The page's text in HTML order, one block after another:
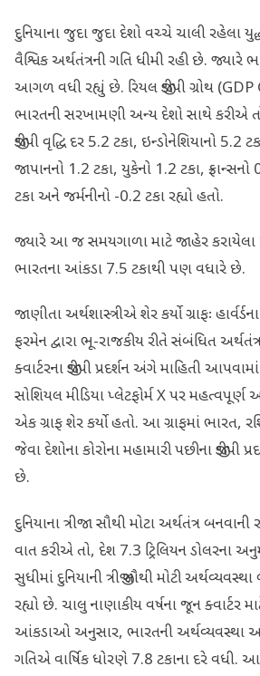
દુનિયાના જુદા જુદા દેશો વચ્ચે ચાલી રહેલા
વૈશ્વિક અર્થતંત્રની ગતિ ધીમી રહી છે. જ્યારે
આગળ વધી રહ્યું છે. રિયલ જીડીપી ગ્રોથ
ભારતની સરખામણી અન્ય દેશો સાથે કરીએ
જીડીપી વૃદ્ધિ દર 5.2 ટકા, ઇન્ડોનેશિયાનો 5.2
જાપાનનો 1.2 ટકા, યુકેનો 1.2 ટકા, ફ્રાન્સનો
ટકા અને જર્મનીનો -0.2 ટકા રહ્યો હતો.
જ્યારે આ જ સમયગાળા માટે જાહેર
ભારતના આંકડા 7.5 ટકાથી પણ વધારે છે.
જાણીતા અર્થશાસ્ત્રીએ શેર કર્યો ગ્રાફઃ
ફરમેન દ્વારા ભૂ-રાજકીય રીતે સંબંધિત
ક્વાર્ટરના જીડીપી પ્રદર્શન અંગે માહિતી
સોશિયલ મીડિયા પ્લેટફોર્મ X પર મહત્વપૂર્ણ
એક ગ્રાફ શેર કર્યો હતો. આ ગ્રાફમાં ભારત,
જેવા દેશોના કોરોના મહામારી પછીના જીડીપી
છે.
દુનિયાના ત્રીજા સૌથી મોટા અર્થતંત્ર
વાત કરીએ તો, દેશ 7.3 ટ્રિલિયન ડોલરના
સુધીમાં દુનિયાની ત્રીજી સૌથી મોટી
રહ્યો છે. ચાલુ નાણાકીય વર્ષના જૂન ક્વાર્ટર
આંકડાઓ અનુસાર, ભારતની અર્થવ્યવસ્થા
ગતિએ વાર્ષિક ધોરણે 7.8 ટકાના દરે વધી.